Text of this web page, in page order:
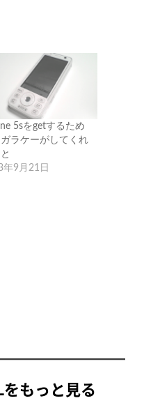
5sをgetするため
ラケーがしてくれ
年9月21日
もっと見る